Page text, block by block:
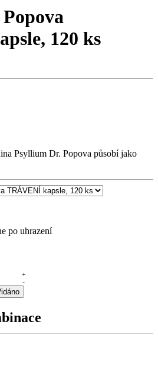
120 ks
Psyllium Dr. Popova působí jako
po uhrazení
+
-